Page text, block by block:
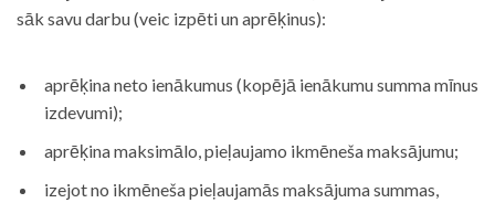
sāk savu darbu (veic izpēti un aprēķinus):
aprēķina neto ienākumus (kopējā ienākumu summa mīnus
izdevumi);
aprēķina maksimālo, pieļaujamo ikmēneša maksājumu;
izejot no ikmēneša pieļaujamās maksājuma summas,